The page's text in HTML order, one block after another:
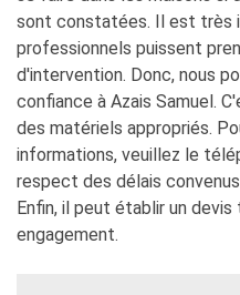
sont constatées. Il est très
professionnels puissent
d'intervention. Donc, nous
confiance à Azais Samuel.
des matériels appropriés.
informations, veuillez le
respect des délais
Enfin, il peut établir un
engagement.